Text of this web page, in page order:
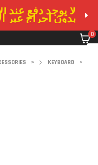
لا يوجد دفع عند
بدون احراج عبر
0
> KEYBOARD
>